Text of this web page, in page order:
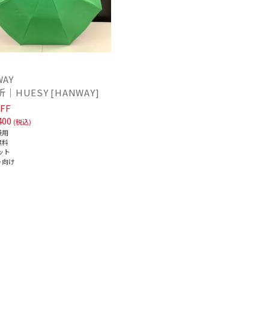
｜HUESY [HANWAY]
(税込)
用
料
ト
向け